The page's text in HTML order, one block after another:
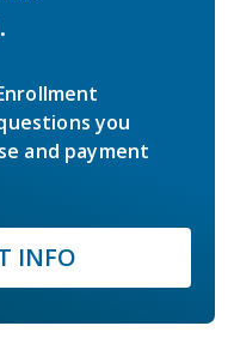
you
and payment
INFO